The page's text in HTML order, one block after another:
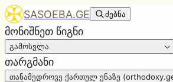
SASOEBA.GE ძებნა
მონიშნეთ წიგნი
გამოსვლა
თარგმანი
თანამედროვე ქართულ ენაზე